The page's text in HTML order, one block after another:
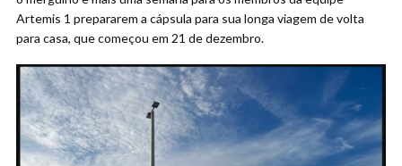
Artemis 1 prepararem a cápsula para sua longa viagem de volta
para casa, que começou em 21 de dezembro.